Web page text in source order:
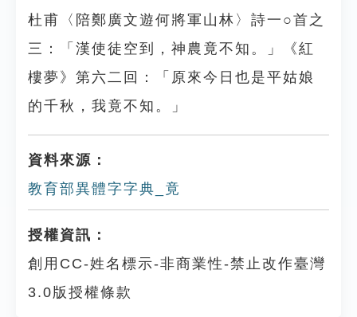
杜甫〈陪鄭廣文遊何將軍山林〉詩一○首之
三：「漢使徒空到，神農竟不知。」《紅
樓夢》第六二回：「原來今日也是平姑娘
的千秋，我竟不知。」
資料來源：
教育部異體字字典_竟
授權資訊：
創用CC-姓名標示-非商業性-禁止改作臺灣
3.0版授權條款